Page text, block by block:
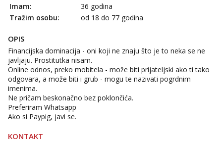
Imam:
36 godina
Tražim osobu:
od 18 do 77 godina
OPIS
Financijska dominacija - oni koji ne znaju što je to neka se ne
javljaju. Prostitutka nisam.
Online odnos, preko mobitela - može biti prijateljski ako ti tako
odgovara, a može biti i grub - mogu te nazivati pogrdnim
imenima.
Ne pričam beskonačno bez poklončića.
Preferiram Whatsapp
Ako si Paypig, javi se.
KONTAKT